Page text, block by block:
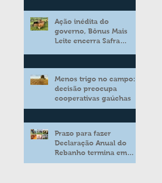
Ação inédita do
governo, Bônus Mais
Leite encerra Safra
aos produtores de leite
Menos trigo no campo:
decisão preocupa
cooperativas gaúchas
Prazo para fazer
Declaração Anual do
Rebanho termina em
duas semanas